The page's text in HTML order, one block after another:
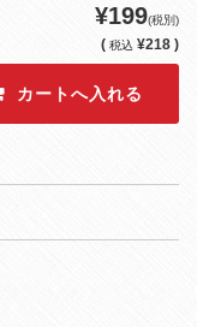
¥199(税別)
( 税込 ¥218 )